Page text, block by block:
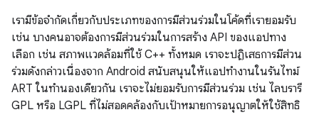
เรามีข้อจำกัดเกี่ยวกับประเภทของการมีส่วนร่วมในโค้ดที่เรายอมรับ
เช่น บางคนอาจต้องการมีส่วนร่วมในการสร้าง API ของแอปทาง
เลือก เช่น สภาพแวดล้อมที่ใช้ C++ ทั้งหมด เราจะปฏิเสธการมีส่วน
ร่วมดังกล่าวเนื่องจาก Android สนับสนุนให้แอปทำงานในรันไทม์
ART ในทำนองเดียวกัน เราจะไม่ยอมรับการมีส่วนร่วม เช่น ไลบรารี
GPL หรือ LGPL ที่ไม่สอดคล้องกับเป้าหมายการอนุญาตให้ใช้สิทธิ